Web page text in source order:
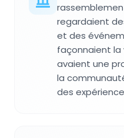
regardaient
et des
façonnaient la
avaient une
la
des